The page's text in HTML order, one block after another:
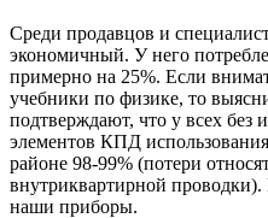
Среди продавцов и
экономичный. У него
примерно на 25%. Если
учебники по физике, то
подтверждают, что у всех без
элементов КПД
районе 98-99% (потери
внутриквартирной
наши приборы.